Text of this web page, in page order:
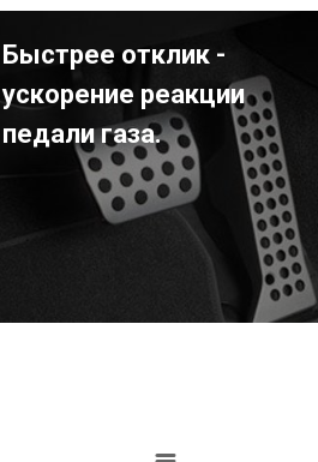
Быстрее отклик -
ускорение реакции
педали газа.